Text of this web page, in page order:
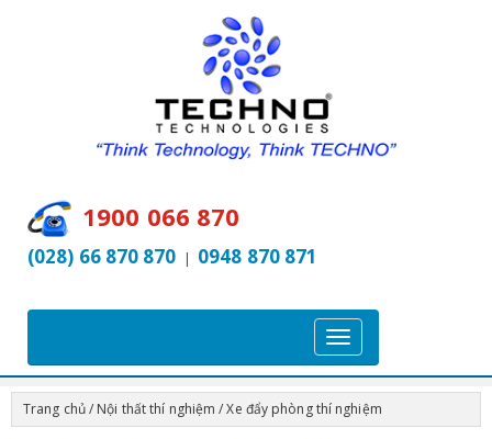
1900 066 870
(028) 66 870 870 | 0948 870 871
T
o
g
g
Trang chủ/ Nội thất thí nghiệm / Xe đẩy phòng thí nghiệm